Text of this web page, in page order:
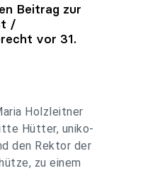
Beitrag zur
/
vor 31.
Holzleitner
Hütter, uniko-
den Rektor der
zu einem